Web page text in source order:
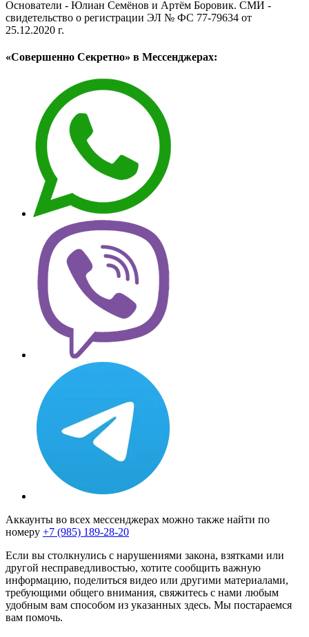
Основатели - Юлиан Семёнов и Артём Боровик. CМИ -
свидетельство о регистрации ЭЛ № ФС 77-79634 от
25.12.2020 г.
«Совершенно Секретно» в Мессенджерах:
Аккаунты во всех мессенджерах можно также найти по
номеру +7 (985) 189-28-20
Если вы столкнулись с нарушениями закона, взятками или
другой несправедливостью, хотите сообщить важную
информацию, поделиться видео или другими материалами,
требующими общего внимания, свяжитесь с нами любым
удобным вам способом из указанных здесь. Мы постараемся
вам помочь.